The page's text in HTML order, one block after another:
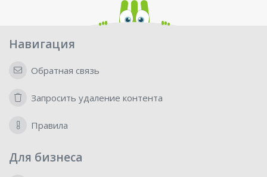
Навигация
Обратная связь
Запросить удаление контента
Правила
Для бизнеса